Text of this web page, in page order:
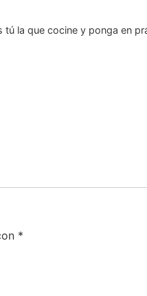
la que cocine y ponga en
*